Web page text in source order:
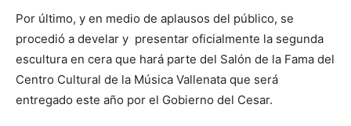
Por último, y en medio de aplausos del público, se
procedió a develar y presentar oficialmente la segunda
escultura en cera que hará parte del Salón de la Fama del
Centro Cultural de la Música Vallenata que será
entregado este año por el Gobierno del Cesar.